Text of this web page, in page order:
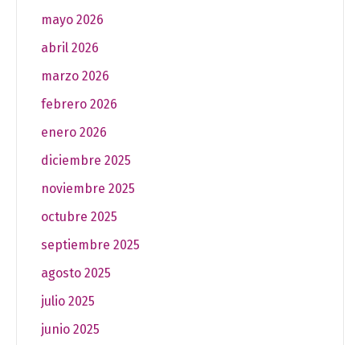
mayo 2026
abril 2026
marzo 2026
febrero 2026
enero 2026
diciembre 2025
noviembre 2025
octubre 2025
septiembre 2025
agosto 2025
julio 2025
junio 2025